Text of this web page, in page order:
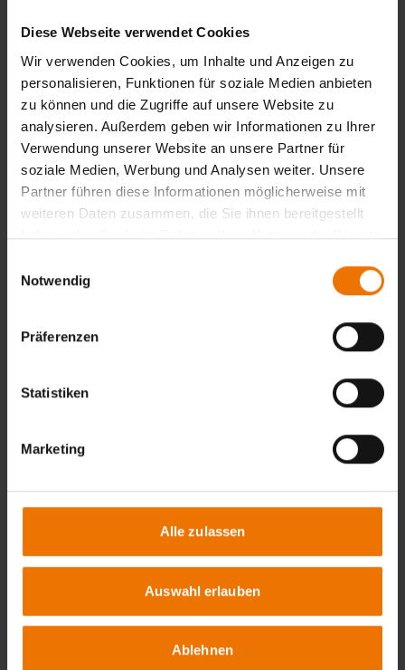
Diese Webseite verwendet Cookies
Wir verwenden Cookies, um Inhalte und Anzeigen zu
personalisieren, Funktionen für soziale Medien anbieten
zu können und die Zugriffe auf unsere Website zu
analysieren. Außerdem geben wir Informationen zu Ihrer
Verwendung unserer Website an unsere Partner für
soziale Medien, Werbung und Analysen weiter. Unsere
Partner führen diese Informationen möglicherweise mit
weiteren Daten zusammen, die Sie ihnen bereitgestellt
haben oder die sie im Rahmen Ihrer Nutzung der Dienste
Notwendig
Präferenzen
Statistiken
Marketing
Alle zulassen
Auswahl erlauben
Ablehnen
Zusätzlich fallen je nach Untergruppe weitere Kosten für
Prüfung vor Ort
Sie möchten die Prüfung gerne bei Ihnen vor Ort abnehmen
lassen? Sofern die örtlichen Gegebenheiten die
ordnungsgemäße Abnahme der Prüfung durch unsere
Prüfer erlauben, können Sie auch diesen Service bei uns
anfragen. Sprechen Sie uns einfach in diesem
Zusammenhang an und wir unterbreiten Ihnen ein
Zurück
Unterrichtsform:
München
Termine:
Termine & Anmeldung
Ansprechpartner